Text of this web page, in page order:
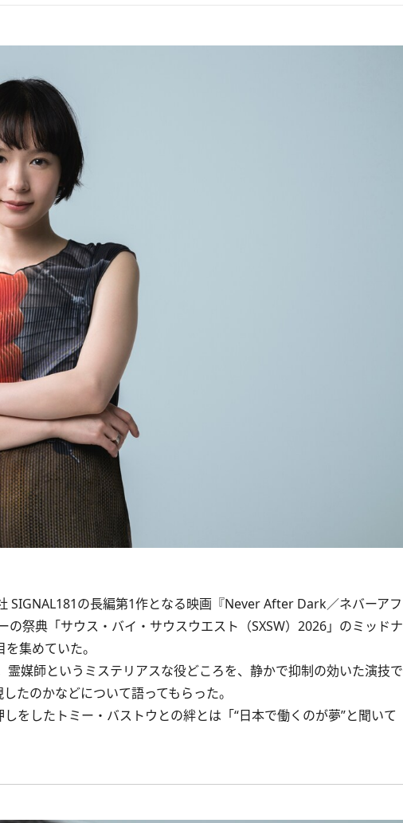
の長編第1作となる映画『Never After Dark／ネバーアフ
祭典「サウス・バイ・サウスウエスト（SXSW）2026」のミッドナ
集めていた。
媒師というミステリアスな役どころを、静かで抑制の効いた演技で
たのかなどについて語ってもらった。
をしたトミー・バストウとの絆とは「“日本で働くのが夢”と聞いて